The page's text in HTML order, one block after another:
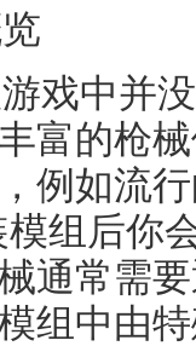
戏中并
富的枪
例如流行
模组后你
通常需
组中由